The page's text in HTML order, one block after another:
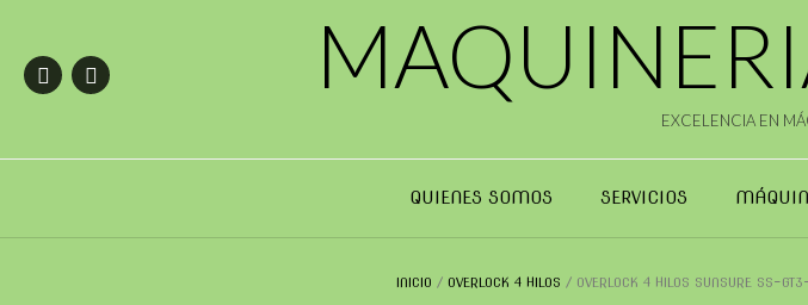
contenido
EXCELENCIA EN
QUIENES SOMOS SERVICIOS
INICIO /OVERLOCK 4 HILOS / OVERLOCK 4 HILOS SUNSURE SS-